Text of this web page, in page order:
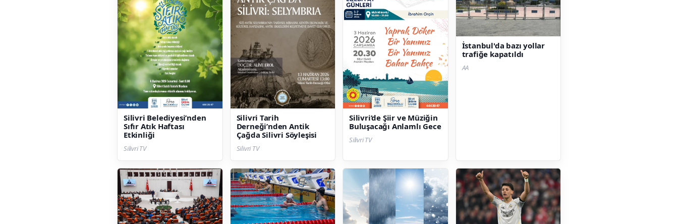
Silivri Belediyesi’nden
Sıfır Atık Haftası
Etkinliği
Silivri TV
Silivri Tarih
Derneği’nden Antik
Çağda Silivri Söyleşisi
Silivri TV
Silivri’de Şiir ve Müziğin
Buluşacağı Anlamlı Gece
Silivri TV
İstanbul'da bazı yollar
trafiğe kapatıldı
AA